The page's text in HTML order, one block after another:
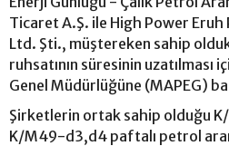
Ticaret A.Ş. ile High Power
Ltd. Şti., müştereken sahip
ruhsatının süresinin uzatılması
Genel Müdürlüğüne (MAPEG)
Şirketlerin ortak sahip olduğu
K/M49-d3,d4 paftalı petrol